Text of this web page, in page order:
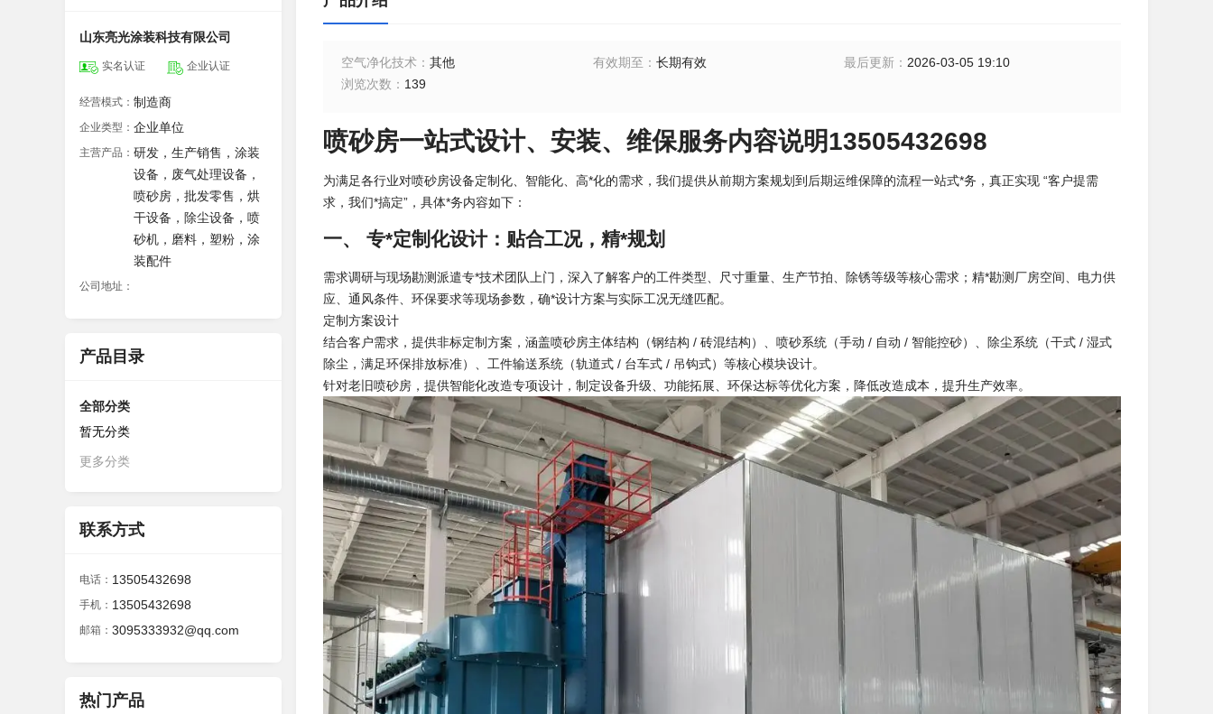
山东亮光涂装科技有限公司
实名认证 企业认证
经营模式： 制造商
企业类型： 企业单位
主营产品： 研发，生产销售，涂装
设备，废气处理设备，
喷砂房，批发零售，烘
干设备，除尘设备，喷
砂机，磨料，塑粉，涂
装配件
公司地址：
产品目录
全部分类
暂无分类
更多分类
联系方式
电话： 13505432698
手机： 13505432698
邮箱： 3095333932@qq.com
热门产品
空气净化技术 ： 其他 有效期至 ： 长期有效 最后更新 ： 2026-03-05 19:10
浏览次数 ： 139
喷砂房一站式设计、安装、维保服务内容说明13505432698
为满足各行业对喷砂房设备定制化、智能化、高*化的需求，我们提供从前期方案规划到后期运维保障的流程一站式*务，真正实现 “客户提需
求，我们*搞定”，具体*务内容如下：
一、 专*定制化设计：贴合工况，精*规划
需求调研与现场勘测派遣专*技术团队上门，深入了解客户的工件类型、尺寸重量、生产节拍、除锈等级等核心需求；精*勘测厂房空间、电力供
应、通风条件、环保要求等现场参数，确*设计方案与实际工况无缝匹配。
定制方案设计
结合客户需求，提供非标定制方案，涵盖喷砂房主体结构（钢结构 / 砖混结构）、喷砂系统（手动 / 自动 / 智能控砂）、除尘系统（干式 / 湿式
除尘，满足环保排放标准）、工件输送系统（轨道式 / 台车式 / 吊钩式）等核心模块设计。
针对老旧喷砂房，提供智能化改造专项设计，制定设备升级、功能拓展、环保达标等优化方案，降低改造成本，提升生产效率。